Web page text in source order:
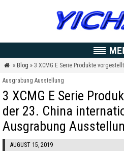
 » Blog » 3 XCMG E Serie Produkte
Ausgrabung Ausstellung
3 XCMG E Serie
der 23. China
Ausgrabung
AUGUST 15, 2019